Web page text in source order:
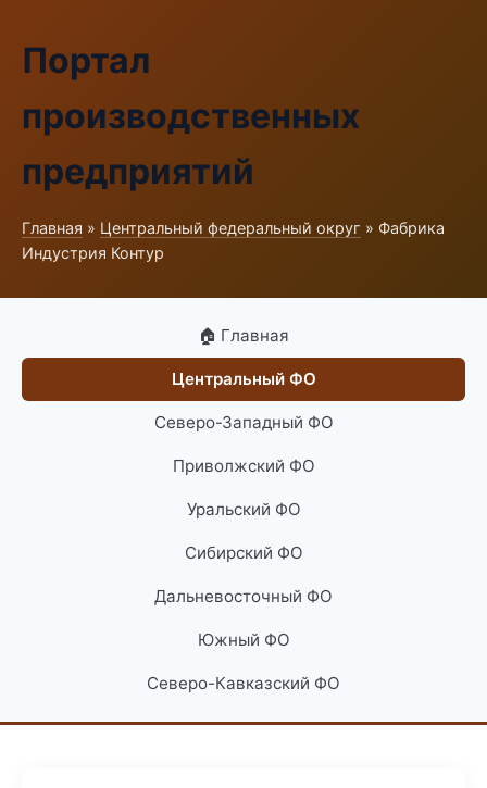
Портал
производственных
предприятий
Главная » Центральный федеральный округ » Фабрика
Индустрия Контур
🏠 Главная
Центральный ФО
Северо-Западный ФО
Приволжский ФО
Уральский ФО
Сибирский ФО
Дальневосточный ФО
Южный ФО
Северо-Кавказский ФО